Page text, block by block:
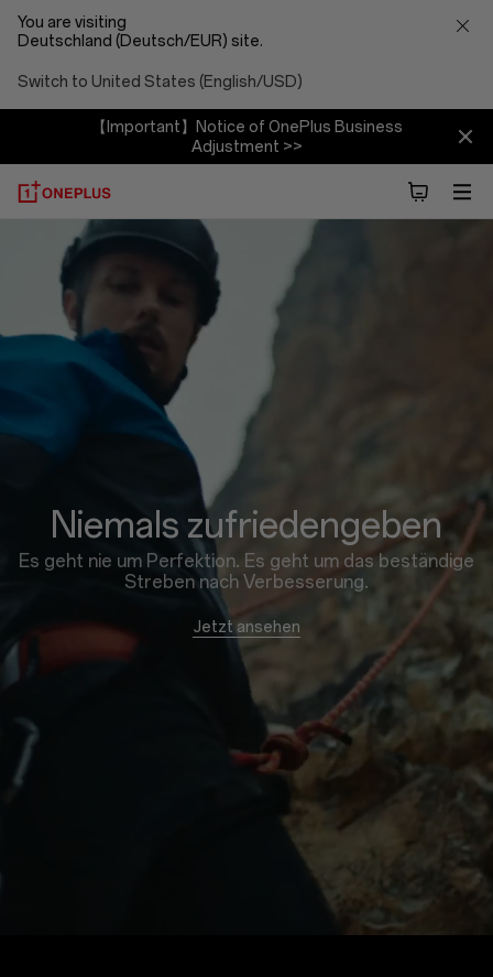
You are visiting
Deutschland (Deutsch/EUR) site.
Switch to United States (English/USD)
【Important】Notice of OnePlus Business
Adjustment >>
Über
OnePlus
(NEVER
SETTLE)
Niemals zufriedengeben
Es geht nie um Perfektion. Es geht um das beständige
Streben nach Verbesserung.
Jetzt ansehen